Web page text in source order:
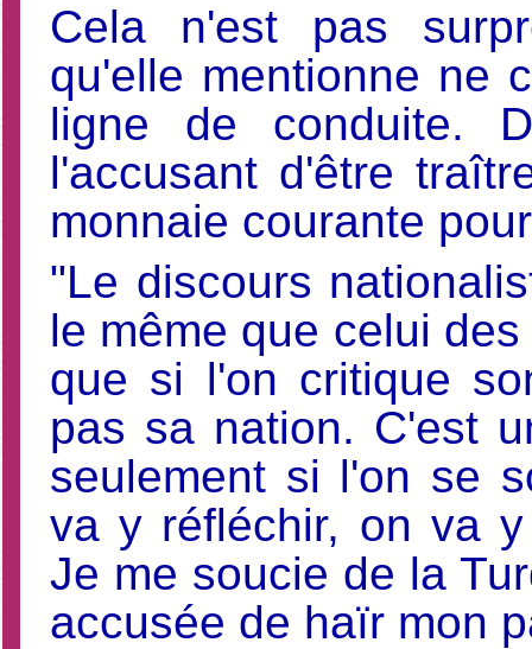
Cela n'est pas
qu'elle mentionne ne
ligne de conduite.
l'accusant d'être
monnaie courante
"Le discours
le même que celui
que si l'on critique
pas sa nation. C'est
seulement si l'on se
va y réfléchir, on va
Je me soucie de la
accusée de haïr mon